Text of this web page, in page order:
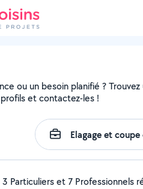
ou un besoin planifié ?
et contactez-les !
3 Particuliers et 7 Professionnels